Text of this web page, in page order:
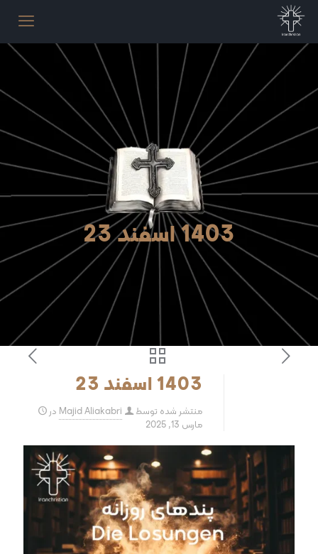
1403 اسفند 23
1403 اسفند 23
منتشر شده توسط Majid Aliakabri در
مارس 13, 2025